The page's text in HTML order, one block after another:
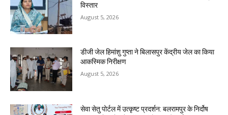
विस्तार
August 5, 2026
डीजी जेल हिमांशु गुप्ता ने बिलासपुर केंद्रीय जेल का किया
आकस्मिक निरीक्षण
August 5, 2026
सेवा सेतु पोर्टल में उत्कृष्ट प्रदर्शन: बलरामपुर के निर्दोष